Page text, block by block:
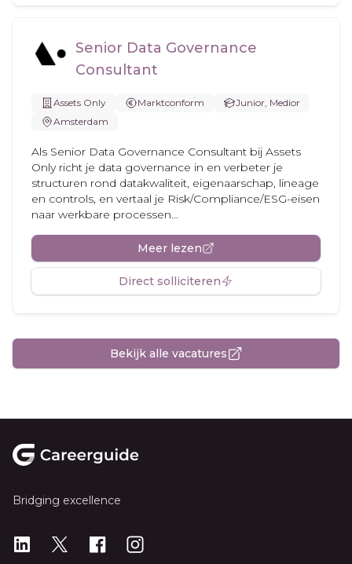
Senior Data Governance
Consultant
Assets Only Marktconform
Junior, Medior
Amsterdam
Als Senior Data Governance Consultant bij Assets
Only richt je data governance in en verbeter je
structuren rond datakwaliteit, eigenaarschap, lineage
en controls, en vertaal je Risk/Compliance/ESG-eisen
naar werkbare processen...
Meer lezen
Direct solliciteren
Bekijk alle vacatures
Bridging excellence
LinkedIn
X Instagram